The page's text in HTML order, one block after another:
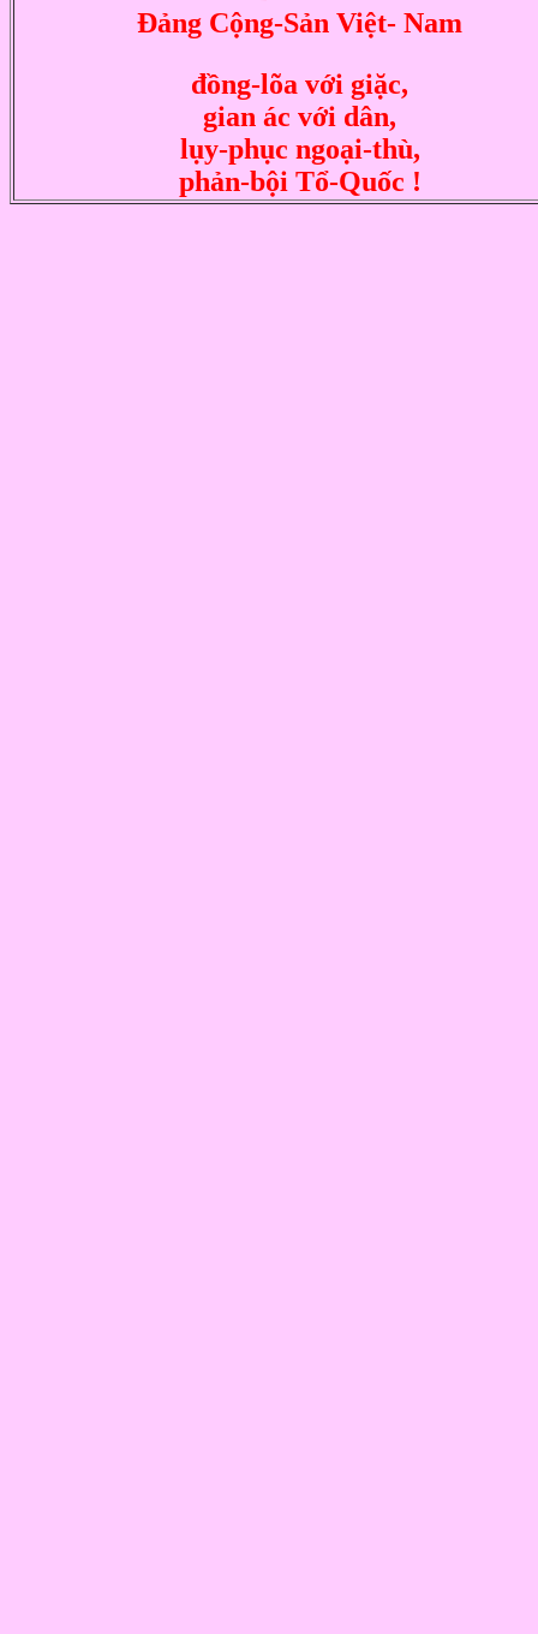
Ðảng Cộng-Sản Việt- Nam
đồng-lõa với giặc,
gian ác với dân,
lụy-phục ngoại-thù,
phản-bội Tổ-Quốc !